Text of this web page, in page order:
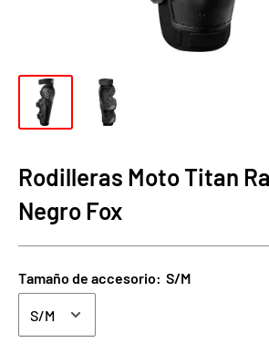
Rodilleras Moto Titan
Negro Fox
Tamaño de accesorio: S/M